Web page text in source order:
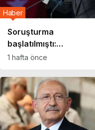
Soruşturma
başlatılmıştı:
Gazeteciler ‘figüran’
ifadeye çağırıldı
Haber
1 hafta önce